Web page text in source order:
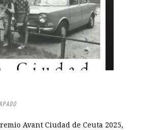
Avant Ciudad de Ceuta 2025,